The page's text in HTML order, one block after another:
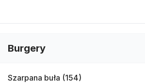
Burgery
Szarpana buła (154)